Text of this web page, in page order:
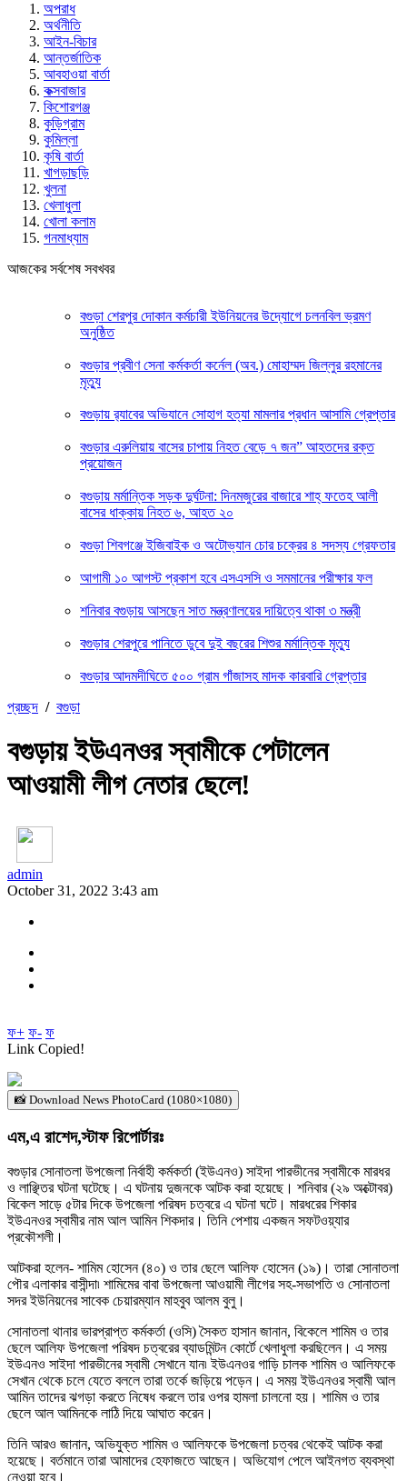
অপরাধ
অর্থনীতি
আইন-বিচার
আন্তর্জাতিক
আবহাওয়া বার্তা
কক্সবাজার
কিশোরগঞ্জ
কুড়িগ্রাম
কুমিল্লা
কৃষি বার্তা
খাগড়াছড়ি
খুলনা
খেলাধুলা
খোলা কলাম
গনমাধ্যাম
আজকের সর্বশেষ সবখবর
বগুড়া শেরপুর দোকান কর্মচারী ইউনিয়নের উদ্যোগে চলনবিল ভ্রমণ
অনুষ্ঠিত
বগুড়ার প্রবীণ সেনা কর্মকর্তা কর্নেল (অব.) মোহাম্মদ জিল্লুর রহমানের
মৃত্যু
‎বগুড়ায় র‍্যাবের অভিযানে সোহাগ হত্যা মামলার প্রধান আসামি গ্রেপ্তার
বগুড়ার এরুলিয়ায় বাসের চাপায় নিহত বেড়ে ৭ জন” আহতদের রক্ত
প্রয়োজন
বগুড়ায় মর্মান্তিক সড়ক দুর্ঘটনা: দিনমজুরের বাজারে শাহ্ ফতেহ আলী
বাসের ধাক্কায় নিহত ৬, আহত ২০
বগুড়া শিবগঞ্জে ইজিবাইক ও অটোভ্যান চোর চক্রের ৪ সদস্য গ্রেফতার
আগামী ১০ আগস্ট প্রকাশ হবে এসএসসি ও সমমানের পরীক্ষার ফল
শনিবার বগুড়ায় আসছেন সাত মন্ত্রণালয়ের দায়িত্বে থাকা ৩ মন্ত্রী
বগুড়ার শেরপুরে পানিতে ডুবে দুই বছরের শিশুর মর্মান্তিক মৃত্যু
বগুড়ার আদমদীঘিতে ৫০০ গ্রাম গাঁজাসহ মাদক কারবারি গ্রেপ্তার
প্রচ্ছদ / বগুড়া
বগুড়ায় ইউএনওর স্বামীকে পেটালেন
আওয়ামী লীগ নেতার ছেলে!
admin
October 31, 2022 3:43 am
ফ+ ফ- ফ
Link Copied!
📸 Download News PhotoCard (1080×1080)
এম,এ রাশেদ,স্টাফ রিপোর্টারঃ
বগুড়ার সোনাতলা উপজেলা নির্বাহী কর্মকর্তা (ইউএনও) সাইদা পারভীনের স্বামীকে মারধর
ও লাঞ্ছিতর ঘটনা ঘটেছে। এ ঘটনায় দুজনকে আটক করা হয়েছে। শনিবার (২৯ অক্টোবর)
বিকেল সাড়ে ৫টার দিকে উপজেলা পরিষদ চত্বরে এ ঘটনা ঘটে। মারধরের শিকার
ইউএনওর স্বামীর নাম আল আমিন শিকদার। তিনি পেশায় একজন সফটওয়্যার
প্রকৌশলী।
আটকরা হলেন- শামিম হোসেন (৪০) ও তার ছেলে আলিফ হোসেন (১৯)। তারা সোনাতলা
পৌর এলাকার বাসীন্দা৷ শামিমের বাবা উপজেলা আওয়ামী লীগের সহ-সভাপতি ও সোনাতলা
সদর ইউনিয়নের সাবেক চেয়ারম্যান মাহবুব আলম বুলু।
সোনাতলা থানার ভারপ্রাপ্ত কর্মকর্তা (ওসি) সৈকত হাসান জানান, বিকেলে শামিম ও তার
ছেলে আলিফ উপজেলা পরিষদ চত্বরের ব্যাডমিন্টন কোর্টে খেলাধুলা করছিলেন। এ সময়
ইউএনও সাইদা পারভীনের স্বামী সেখানে যান৷ ইউএনওর গাড়ি চালক শামিম ও আলিফকে
সেখান থেকে চলে যেতে বললে তারা তর্কে জড়িয়ে পড়েন। এ সময় ইউএনওর স্বামী আল
আমিন তাদের ঝগড়া করতে নিষেধ করলে তার ওপর হামলা চালনো হয়। শামিম ও তার
ছেলে আল আমিনকে লাঠি দিয়ে আঘাত করেন।
তিনি আরও জানান, অভিযুক্ত শামিম ও আলিফকে উপজেলা চত্বর থেকেই আটক করা
হয়েছে। বর্তমানে তারা আমাদের হেফাজতে আছেন। অভিযোগ পেলে আইনগত ব্যবস্থা
নেওয়া হবে।